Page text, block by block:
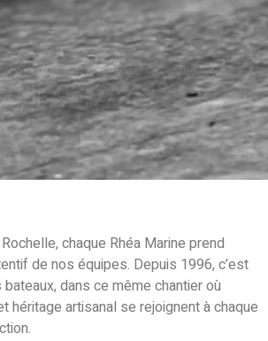
chaque Rhéa Marine prend
de nos équipes. Depuis 1996, c’est
dans ce même chantier où
héritage artisanal se rejoignent à chaque